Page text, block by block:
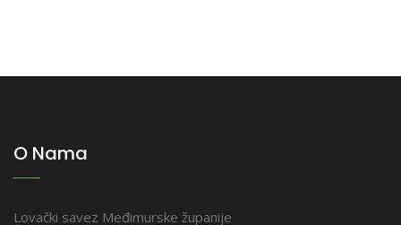
O Nama
Lovački savez Međimurske županije